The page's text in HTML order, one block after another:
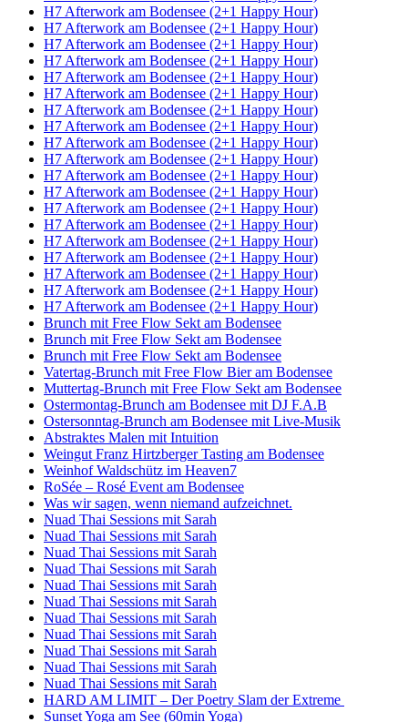
H7 Afterwork am Bodensee (2+1 Happy Hour)
H7 Afterwork am Bodensee (2+1 Happy Hour)
H7 Afterwork am Bodensee (2+1 Happy Hour)
H7 Afterwork am Bodensee (2+1 Happy Hour)
H7 Afterwork am Bodensee (2+1 Happy Hour)
H7 Afterwork am Bodensee (2+1 Happy Hour)
H7 Afterwork am Bodensee (2+1 Happy Hour)
H7 Afterwork am Bodensee (2+1 Happy Hour)
H7 Afterwork am Bodensee (2+1 Happy Hour)
H7 Afterwork am Bodensee (2+1 Happy Hour)
H7 Afterwork am Bodensee (2+1 Happy Hour)
H7 Afterwork am Bodensee (2+1 Happy Hour)
H7 Afterwork am Bodensee (2+1 Happy Hour)
H7 Afterwork am Bodensee (2+1 Happy Hour)
H7 Afterwork am Bodensee (2+1 Happy Hour)
H7 Afterwork am Bodensee (2+1 Happy Hour)
H7 Afterwork am Bodensee (2+1 Happy Hour)
H7 Afterwork am Bodensee (2+1 Happy Hour)
H7 Afterwork am Bodensee (2+1 Happy Hour)
Brunch mit Free Flow Sekt am Bodensee
Brunch mit Free Flow Sekt am Bodensee
Brunch mit Free Flow Sekt am Bodensee
Vatertag-Brunch mit Free Flow Bier am Bodensee
Muttertag-Brunch mit Free Flow Sekt am Bodensee
Ostermontag-Brunch am Bodensee mit DJ F.A.B
Ostersonntag-Brunch am Bodensee mit Live-Musik
Abstraktes Malen mit Intuition
Weingut Franz Hirtzberger Tasting am Bodensee
Weinhof Waldschütz im Heaven7
RoSée – Rosé Event am Bodensee
Was wir sagen, wenn niemand aufzeichnet.
Nuad Thai Sessions mit Sarah
Nuad Thai Sessions mit Sarah
Nuad Thai Sessions mit Sarah
Nuad Thai Sessions mit Sarah
Nuad Thai Sessions mit Sarah
Nuad Thai Sessions mit Sarah
Nuad Thai Sessions mit Sarah
Nuad Thai Sessions mit Sarah
Nuad Thai Sessions mit Sarah
Nuad Thai Sessions mit Sarah
Nuad Thai Sessions mit Sarah
HARD AM LIMIT – Der Poetry Slam der Extreme
Sunset Yoga am See (60min Yoga)